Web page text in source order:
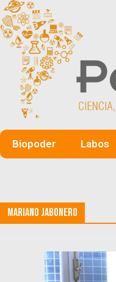
Biopoder Labos
Mariano Jabonero